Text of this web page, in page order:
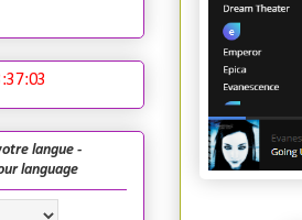
langue -
language